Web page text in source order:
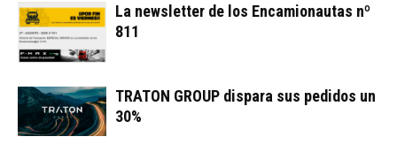
La newsletter de los Encamionautas nº
811
TRATON GROUP dispara sus pedidos un
30%